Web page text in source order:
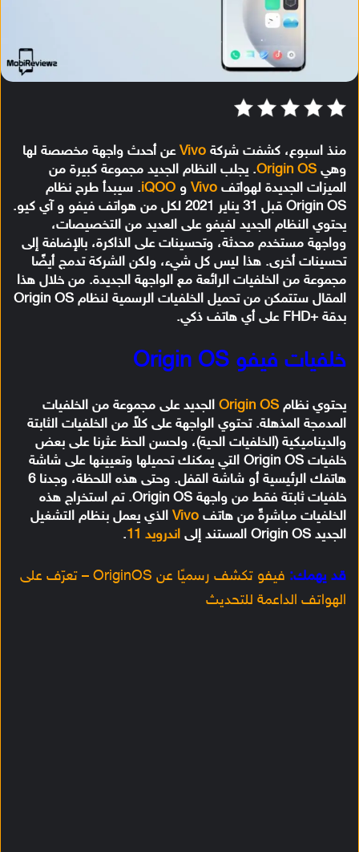
منذ اسبوع، كشفت شركة Vivo عن أحدث واجهة مخصصة لها
وهي Origin OS. يجلب النظام الجديد مجموعة كبيرة من
الميزات الجديدة لهواتف Vivo و iQOO. سيبدأ طرح نظام
Origin OS قبل 31 يناير 2021 لكل من هواتف فيفو و آي كيو.
يحتوي النظام الجديد لفيفو على العديد من التخصيصات،
وواجهة مستخدم محدثة، وتحسينات على الذاكرة، بالإضافة إلى
تحسينات أخرى. هذا ليس كل شيء، ولكن الشركة تدمج أيضًا
مجموعة من الخلفيات الرائعة مع الواجهة الجديدة. من خلال هذا
المقال ستتمكن من تحميل الخلفيات الرسمية لنظام Origin OS
بدقة +FHD على أي هاتف ذكي.
خلفيات فيفو Origin OS
يحتوي نظام Origin OS الجديد على مجموعة من الخلفيات
المدمجة المذهلة. تحتوي الواجهة على كلاً من الخلفيات الثابتة
والديناميكية (الخلفيات الحية)، ولحسن الحظ عثرنا على بعض
خلفيات Origin OS التي يمكنك تحميلها وتعيينها على شاشة
هاتفك الرئيسية أو شاشة القفل. وحتى هذه اللحظة، وجدنا 6
خلفيات ثابتة فقط من واجهة Origin OS. تم استخراج هذه
الخلفيات مباشرةً من هاتف Vivo الذي يعمل بنظام التشغيل
الجديد Origin OS المستند إلى
اندرويد 11 .
قد يهمك:
فيفو تكشف رسميًا عن OriginOS – تعرّف على
الهواتف الداعمة للتحديث